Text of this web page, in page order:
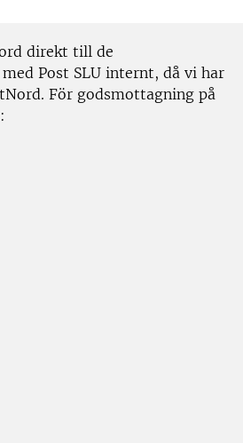
direkt till de
Post SLU internt, då vi har
För godsmottagning på